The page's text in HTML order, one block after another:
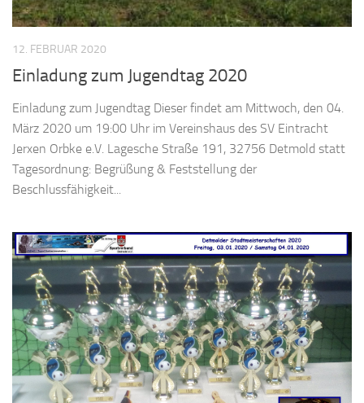
12. FEBRUAR 2020
Einladung zum Jugendtag 2020
Einladung zum Jugendtag Dieser findet am Mittwoch, den 04.
März 2020 um 19:00 Uhr im Vereinshaus des SV Eintracht
Jerxen Orbke e.V. Lagesche Straße 191, 32756 Detmold statt
Tagesordnung: Begrüßung & Feststellung der
Beschlussfähigkeit...